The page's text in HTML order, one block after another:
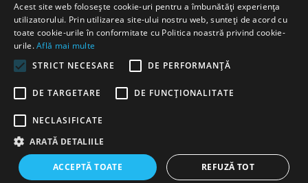
2012 Chișinău, Republica Moldova
tel: (+373 22) 213652, 227539
fax: (+373 22) 226681
Email: redactia@ijc.md
FacebookYouTubeInstagramTelegram
Acest site web folosește cookie-uri pentru a îmbunătăți experiența
utilizatorului. Prin utilizarea site-ului nostru web, sunteți de acord cu
toate cookie-urile în conformitate cu Politica noastră privind cookie-
urile.Află mai multe
STRICT NECESARE
DE PERFORMANȚĂ
DE TARGETARE DE FUNCŢIONALITATE
NECLASIFICATE
ARATĂ DETALIILE
ACCEPTĂ TOATE REFUZĂ TOT